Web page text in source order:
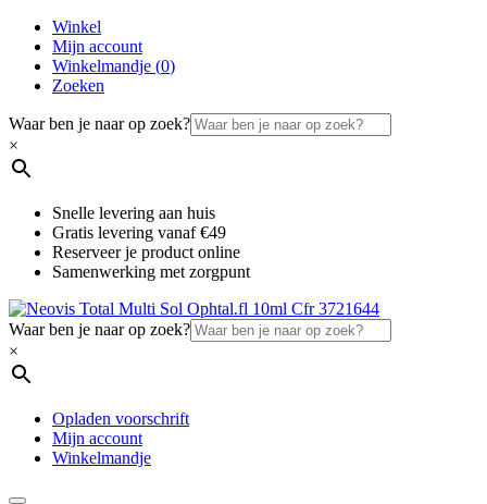
Winkel
Mijn account
Winkelmandje (0)
Zoeken
Waar ben je naar op zoek?
×
Snelle levering aan huis
Gratis levering vanaf €49
Reserveer je product online
Samenwerking met zorgpunt
Waar ben je naar op zoek?
×
Opladen voorschrift
Mijn account
Winkelmandje